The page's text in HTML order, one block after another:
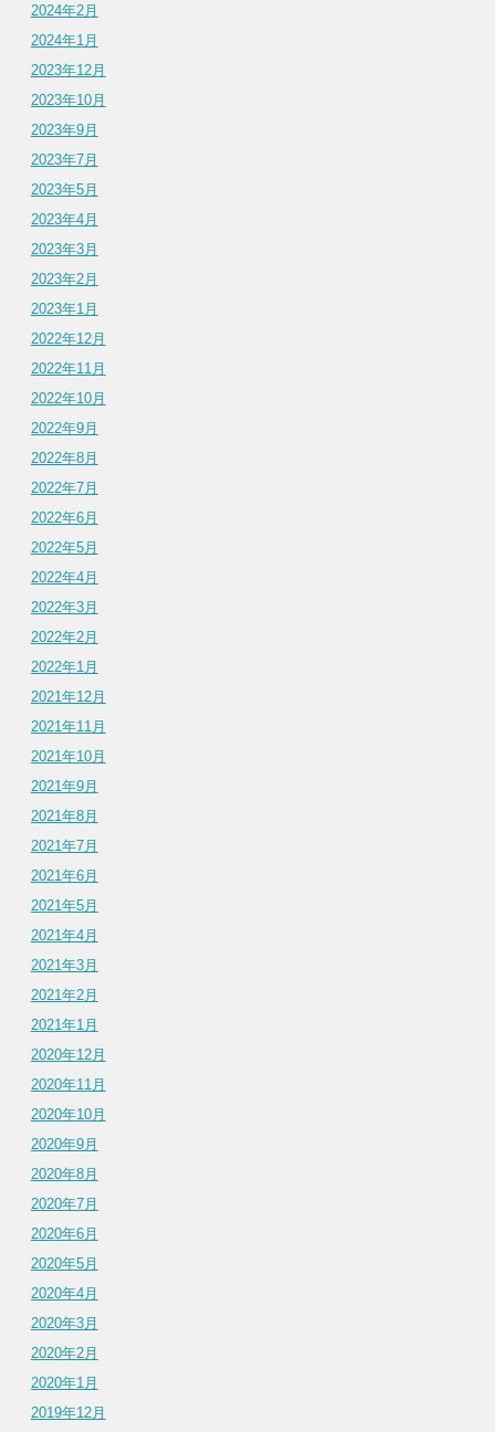
2024年2月
2024年1月
2023年12月
2023年10月
2023年9月
2023年7月
2023年5月
2023年4月
2023年3月
2023年2月
2023年1月
2022年12月
2022年11月
2022年10月
2022年9月
2022年8月
2022年7月
2022年6月
2022年5月
2022年4月
2022年3月
2022年2月
2022年1月
2021年12月
2021年11月
2021年10月
2021年9月
2021年8月
2021年7月
2021年6月
2021年5月
2021年4月
2021年3月
2021年2月
2021年1月
2020年12月
2020年11月
2020年10月
2020年9月
2020年8月
2020年7月
2020年6月
2020年5月
2020年4月
2020年3月
2020年2月
2020年1月
2019年12月